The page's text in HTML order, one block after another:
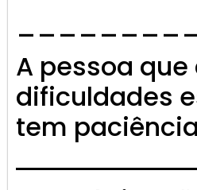
A pessoa
dificuldades
tem